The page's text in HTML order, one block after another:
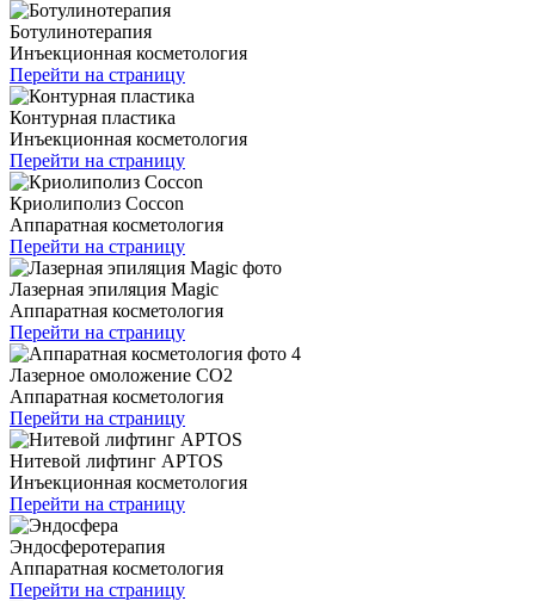
Ботулинотерапия
Инъекционная косметология
Перейти на страницу
Контурная пластика
Инъекционная косметология
Перейти на страницу
Криолиполиз Coccon
Аппаратная косметология
Перейти на страницу
Лазерная эпиляция Magic
Аппаратная косметология
Перейти на страницу
Лазерное омоложение CO2
Аппаратная косметология
Перейти на страницу
Нитевой лифтинг APTOS
Инъекционная косметология
Перейти на страницу
Эндосферотерапия
Аппаратная косметология
Перейти на страницу